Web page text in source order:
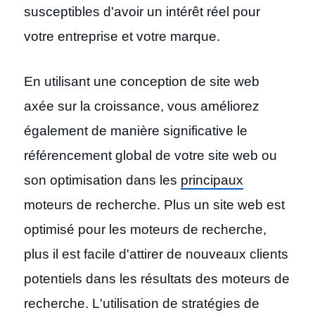
susceptibles d'avoir un intérêt réel pour
votre entreprise et votre marque.
En utilisant une conception de site web
axée sur la croissance, vous améliorez
également de manière significative le
référencement global de votre site web ou
son optimisation dans les principaux
moteurs de recherche. Plus un site web est
optimisé pour les moteurs de recherche,
plus il est facile d'attirer de nouveaux clients
potentiels dans les résultats des moteurs de
recherche. L'utilisation de stratégies de